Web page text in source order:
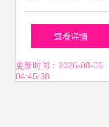
司成立，拓展资产
运营与数字化服务
查看详情
更新时间：2026-08-06
04:45:38